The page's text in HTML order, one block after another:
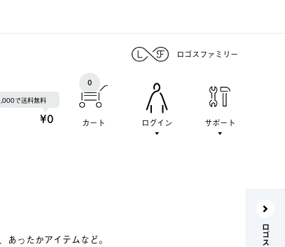
ロゴスファミリー
で送料無料
¥0 カート
0
ログイン サポート
ったかアイテムなど。